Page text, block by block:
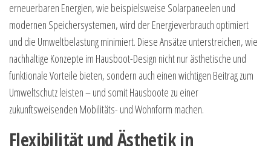
erneuerbaren Energien, wie beispielsweise Solarpaneelen und
modernen Speichersystemen, wird der Energieverbrauch optimiert
und die Umweltbelastung minimiert. Diese Ansätze unterstreichen, wie
nachhaltige Konzepte im Hausboot-Design nicht nur ästhetische und
funktionale Vorteile bieten, sondern auch einen wichtigen Beitrag zum
Umweltschutz leisten – und somit Hausboote zu einer
zukunftsweisenden Mobilitäts- und Wohnform machen.
Flexibilität und Ästhetik in